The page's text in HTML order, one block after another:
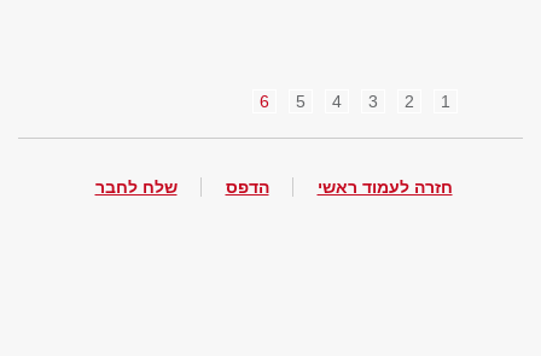
1
2
3
4
5
6
חזרה לעמוד ראשי הדפס שלח לחבר